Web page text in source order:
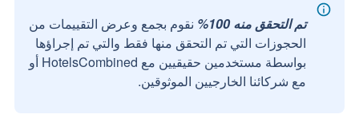
تم التحقق منه 100%
نقوم بجمع وعرض التقييمات من
الحجوزات التي تم التحقق منها فقط والتي تم إجراؤها
بواسطة مستخدمين حقيقيين مع HotelsCombined أو
مع شركائنا الخارجيين الموثوقين.